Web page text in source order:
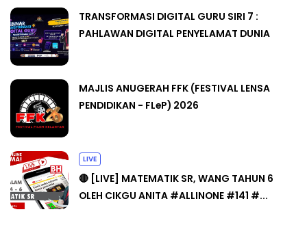
TRANSFORMASI DIGITAL GURU SIRI 7 :
PAHLAWAN DIGITAL PENYELAMAT DUNIA
MAJLIS ANUGERAH FFK (FESTIVAL LENSA
PENDIDIKAN - FLeP) 2026
LIVE
🔴 [LIVE] MATEMATIK SR, WANG TAHUN 6
OLEH CIKGU ANITA #ALLINONE #141 #...